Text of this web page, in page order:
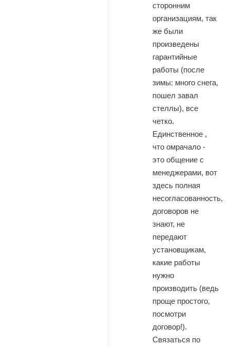
сторонним
организациям, так
же были
произведены
гарантийные
работы (после
зимы: много снега,
пошел завал
стеллы), все
четко.
Единственное ,
что омрачало -
это общение с
менеджерами, вот
здесь полная
несогласованность,
договоров не
знают, не
передают
установщикам,
какие работы
нужно
производить (ведь
проще простого,
посмотри
договор!).
Связаться по